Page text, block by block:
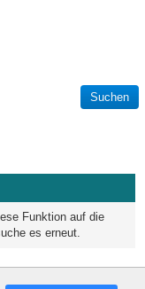
Funktion auf die
es erneut.